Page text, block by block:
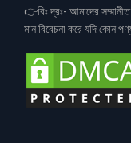
👉বিঃ দ্রঃ- আমাদের
মান বিবেচনা করে যদি কোন